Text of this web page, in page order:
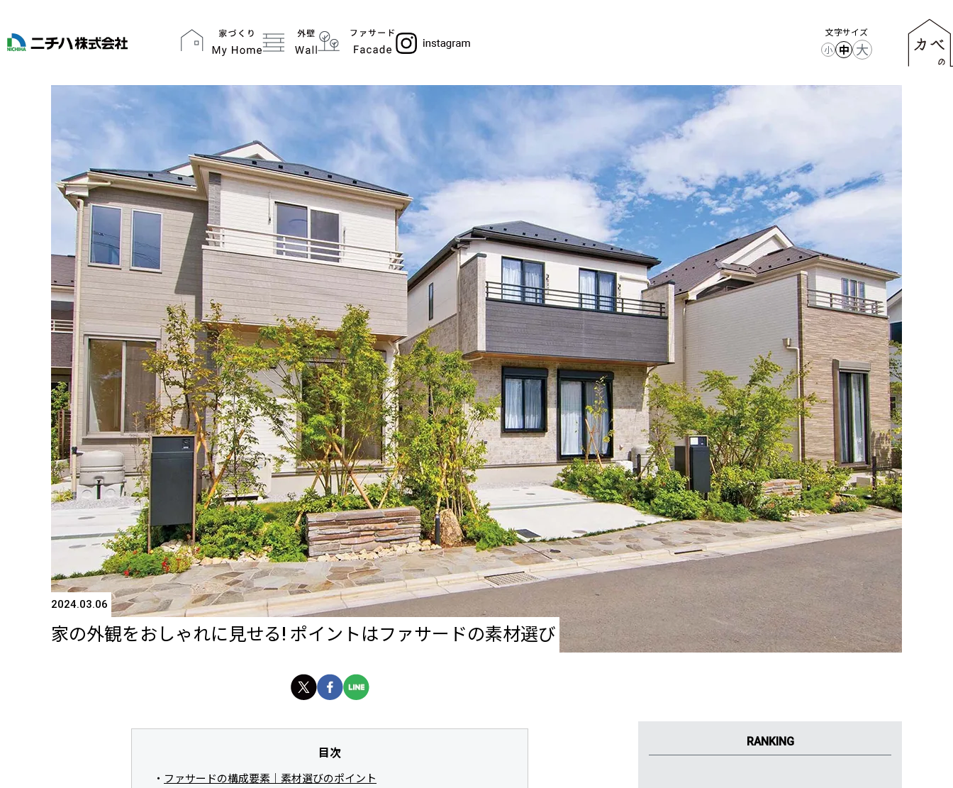
文字サイズ
小
中 大
2024.03.06
家の外観をおしゃれに見せる! ポイントはファサードの素材選び
目次
ファサードの構成要素｜素材選びのポイント
RANKING